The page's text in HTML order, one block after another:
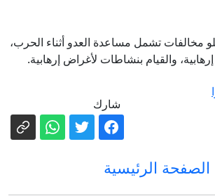
مخالفات تشمل مساعدة العدو أثناء الحرب،
والقيام بنشاطات لأغراض إرهابية.
شارك
الصفحة الرئيسية